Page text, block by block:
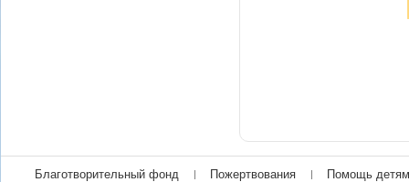
Благотворительный фонд Пожертвования Помощь детям